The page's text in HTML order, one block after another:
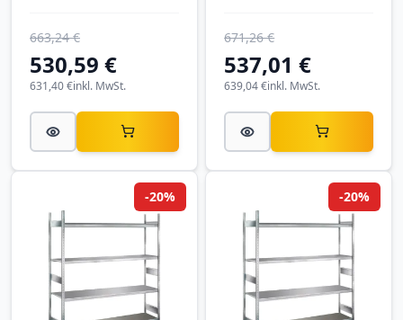
530,59 €
663,24 €
inkl. MwSt.
631,40 €
537,01 €
671,26 €
inkl. MwSt.
639,04 €
-20% -20%